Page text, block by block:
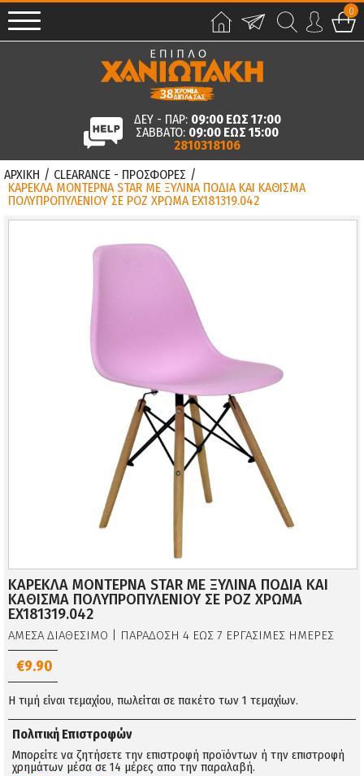
0
ΔΕΥ - ΠΑΡ: 09:00 ΕΩΣ 17:00
ΣΑΒΒΑΤΟ: 09:00 ΕΩΣ 15:00
2810318106
ΑΡΧΙΚΗ / CLEARANCE - ΠΡΟΣΦΟΡΕΣ /
ΚΑΡΕΚΛΑ ΜΟΝΤΕΡΝΑ STAR ΜΕ ΞΥΛΙΝΑ ΠΟΔΙΑ ΚΑΙ ΚΑΘΙΣΜΑ
ΠΟΛΥΠΡΟΠΥΛΕΝΙΟΥ ΣΕ ΡΟΖ ΧΡΩΜΑ EX181319.042
ΚΑΡΕΚΛΑ ΜΟΝΤΕΡΝΑ STAR ΜΕ ΞΥΛΙΝΑ ΠΟΔΙΑ ΚΑΙ
ΚΑΘΙΣΜΑ ΠΟΛΥΠΡΟΠΥΛΕΝΙΟΥ ΣΕ ΡΟΖ ΧΡΩΜΑ
EX181319.042
ΑΜΕΣΑ ΔΙΑΘΕΣΙΜΟ | ΠΑΡΑΔΟΣΗ 4 ΕΩΣ 7 ΕΡΓΑΣΙΜΕΣ ΗΜΕΡΕΣ
€9.90
Η τιμή είναι τεμαχίου, πωλείται σε πακέτο των 1 τεμαχίων.
Πολιτική Επιστροφών
Μπορείτε να ζητήσετε την επιστροφή προϊόντων ή την επιστροφή
χρημάτων μέσα σε 14 μέρες απο την παραλαβή.